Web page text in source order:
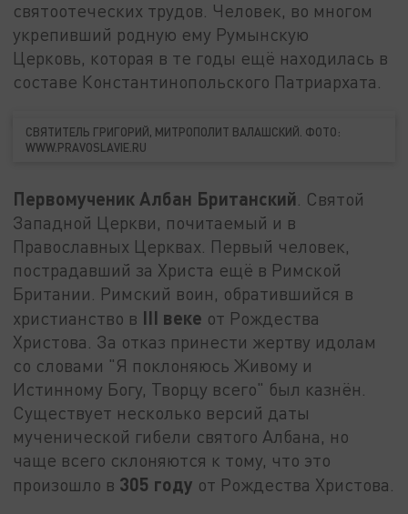
святоотеческих трудов. Человек, во многом
укрепивший родную ему Румынскую
Церковь, которая в те годы ещё находилась в
составе Константинопольского Патриархата.
СВЯТИТЕЛЬ ГРИГОРИЙ, МИТРОПОЛИТ ВАЛАШСКИЙ. ФОТО:
WWW.PRAVOSLAVIE.RU
Первомученик Албан Британский . Святой
Западной Церкви, почитаемый и в
Православных Церквах. Первый человек,
пострадавший за Христа ещё в Римской
Британии. Римский воин, обратившийся в
христианство в III веке от Рождества
Христова. За отказ принести жертву идолам
со словами "Я поклоняюсь Живому и
Истинному Богу, Творцу всего" был казнён.
Существует несколько версий даты
мученической гибели святого Албана, но
чаще всего склоняются к тому, что это
произошло в 305 году от Рождества Христова.